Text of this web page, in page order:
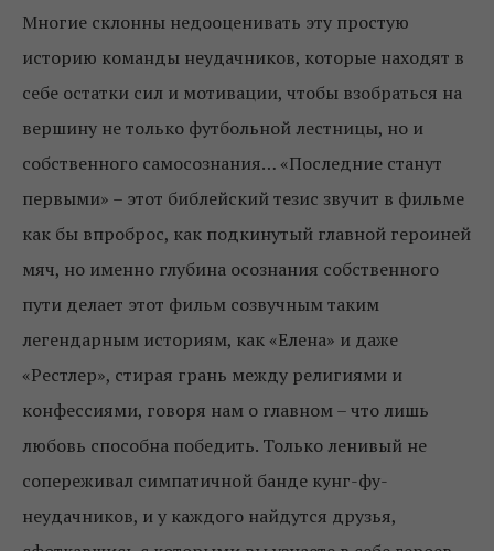
Многие склонны недооценивать эту простую
историю команды неудачников, которые находят в
себе остатки сил и мотивации, чтобы взобраться на
вершину не только футбольной лестницы, но и
собственного самосознания… «Последние станут
первыми» – этот библейский тезис звучит в фильме
как бы впроброс, как подкинутый главной героиней
мяч, но именно глубина осознания собственного
пути делает этот фильм созвучным таким
легендарным историям, как «Елена» и даже
«Рестлер», стирая грань между религиями и
конфессиями, говоря нам о главном – что лишь
любовь способна победить. Только ленивый не
сопереживал симпатичной банде кунг-фу-
неудачников, и у каждого найдутся друзья,